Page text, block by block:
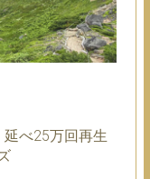
べ25万回再⽣